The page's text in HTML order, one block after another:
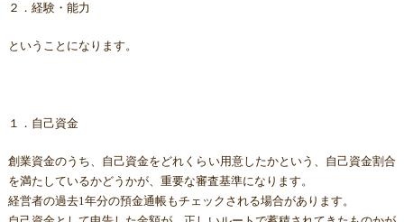
２．経験・能力
ということになります。
１．自己資金
創業資金のうち、自己資金をどれくらい用意したかという、自己資金割合
を満たしているかどうかが、重要な審査基準になります。
経営者の過去1年分の預金通帳もチェックされる場合があります。